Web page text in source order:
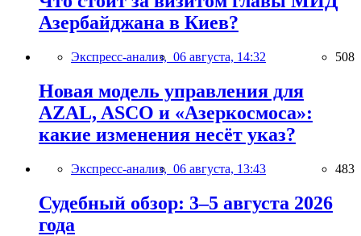
Азербайджана в Киев?
Экспресс-анализ, 06 августа, 14:32 508
Новая модель управления для
AZAL, ASCO и «Азеркосмоса»:
какие изменения несёт указ?
Экспресс-анализ, 06 августа, 13:43 483
Судебный обзор: 3–5 августа 2026
года